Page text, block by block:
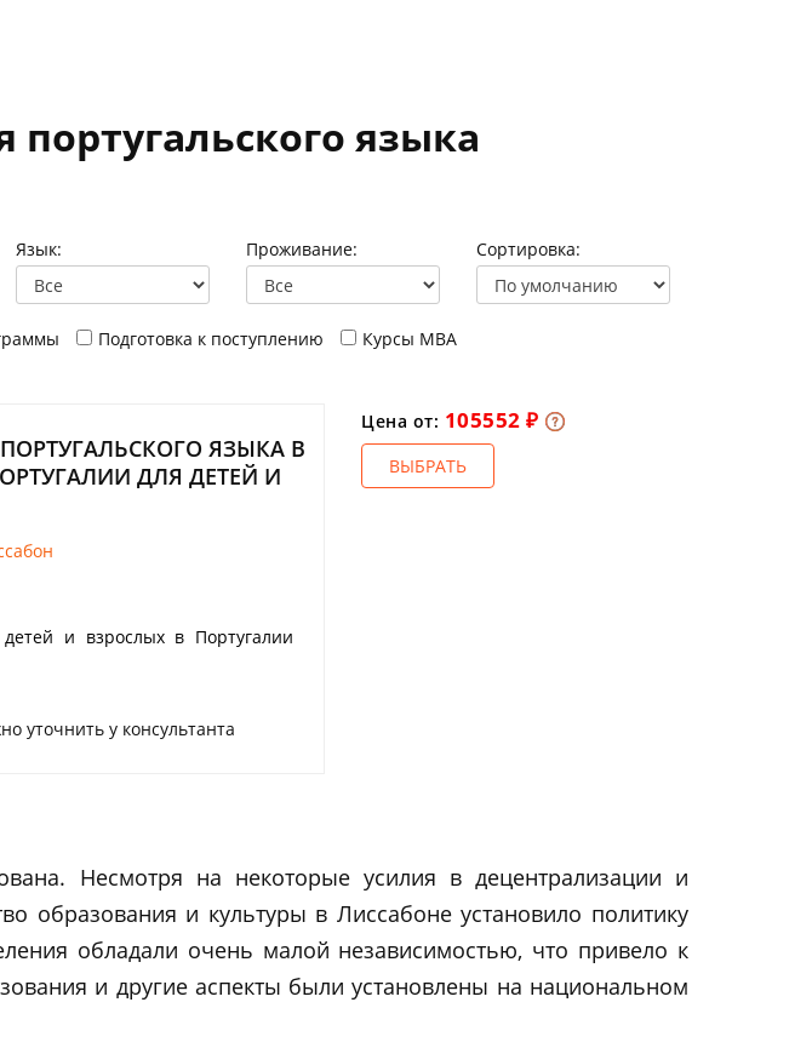
языка
Язык: Проживание: Сортировка:
Подготовка к поступлению Курсы МВА
ЯЗЫКА В
ДЛЯ ДЕТЕЙ И
и взрослых в Португалии
уточнить у консультанта
Цена от: 105552 ₽
ВЫБРАТЬ
Несмотря на некоторые усилия в децентрализации и
образования и культуры в Лиссабоне установило политику
обладали очень малой независимостью, что привело к
и другие аспекты были установлены на национальном